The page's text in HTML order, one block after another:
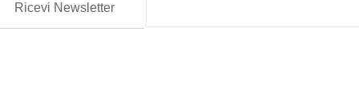
Ricevi Newsletter